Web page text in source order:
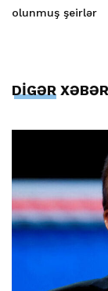
olunmuş şeirlər
DİGƏR